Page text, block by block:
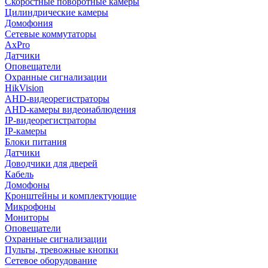
Цилиндрические камеры
Домофония
Сетевые коммутаторы
AxPro
Датчики
Оповещатели
Охранные сигнализации
HikVision
AHD-видеорегистраторы
AHD-камеры видеонаблюдения
IP-видеорегистраторы
IP-камеры
Блоки питания
Датчики
Доводчики для дверей
Кабель
Домофоны
Кронштейны и комплектующие
Микрофоны
Мониторы
Оповещатели
Охранные сигнализации
Пульты, тревожные кнопки
Сетевое оборудование